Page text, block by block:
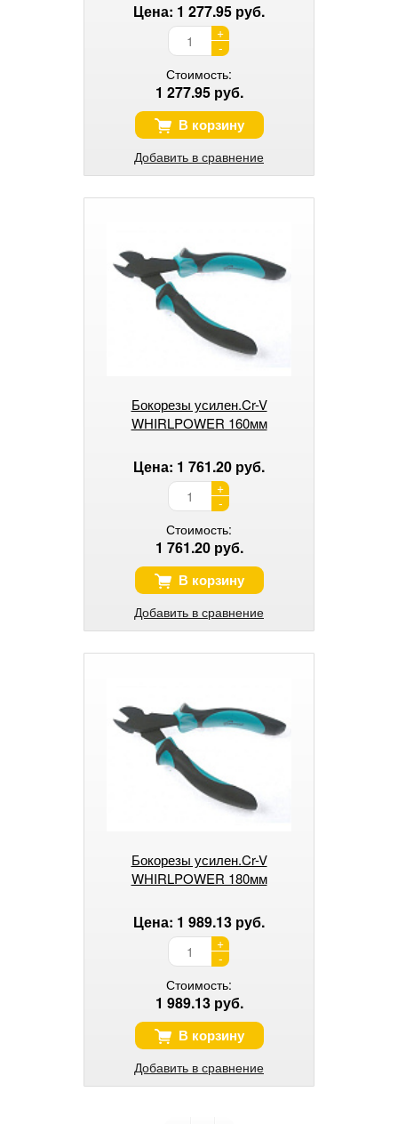
Цена: 1 277.95 руб.
+
-
Стоимость:
1 277.95 руб.
В корзину
Добавить в сравнение
Бокорезы усилен.Cr-V
WHIRLPOWER 160мм
Цена: 1 761.20 руб.
+
-
Стоимость:
1 761.20 руб.
В корзину
Добавить в сравнение
Бокорезы усилен.Cr-V
WHIRLPOWER 180мм
Цена: 1 989.13 руб.
+
-
Стоимость:
1 989.13 руб.
В корзину
Добавить в сравнение